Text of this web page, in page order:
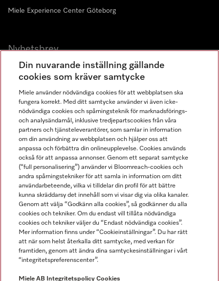
Miele Experience Center Göteborg
Nyhetsbrev
Gå med i vår gemenskap
Miele AB
Allmänna villkor
Användarvillkor
Miele tillgänglighetsförklaring
Lagen om digitala tjänster
Miele på LinkedIn
Miele på Facebook
Miele på Instagram
Miele på Youtube
Din nuvarande inställning gällande
cookies som kräver samtycke
Miele använder nödvändiga cookies för att webbplatsen ska
fungera korrekt. Med ditt samtycke använder vi även icke-
nödvändiga cookies och spårningsteknik för marknadsförings-
och analysändamål, inklusive tredjepartscookies från våra
partners och tjänsteleverantörer, som samlar in information
om din användning av webbplatsen och hjälper oss att
anpassa och förbättra din onlineupplevelse. Cookies används
också för att anpassa annonser. Genom ett separat samtycke
(“full personalisering”) använder vi Bloomreach-cookies och
andra spårningstekniker för att samla in information om ditt
användarbeteende, vilka vi tilldelar din profil för att bättre
kunna skräddarsy det innehåll som vi visar dig via olika kanaler.
Genom att välja “Godkänn alla cookies”, så godkänner du alla
cookies och tekniker. Om du endast vill tillåta nödvändiga
cookies och tekniker väljer du “Endast nödvändiga cookies”.
Mer information finns under “Cookieinställningar”. Du har rätt
att när som helst återkalla ditt samtycke, med verkan för
framtiden, genom att ändra dina samtyckesinställningar i vårt
“integritetspreferenscenter”.
Miele AB Integritetspolicy Cookies